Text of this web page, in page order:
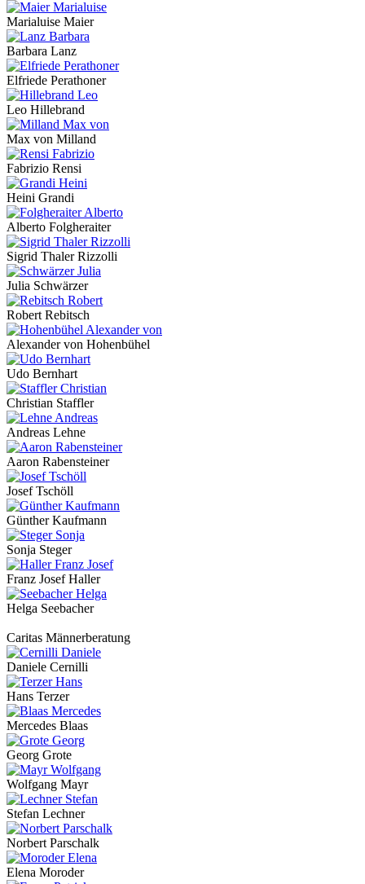
Marialuise Maier
Barbara Lanz
Elfriede Perathoner
Leo Hillebrand
Max von Milland
Fabrizio Rensi
Heini Grandi
Alberto Folgheraiter
Sigrid Thaler Rizzolli
Julia Schwärzer
Robert Rebitsch
Alexander von Hohenbühel
Udo Bernhart
Christian Staffler
Andreas Lehne
Aaron Rabensteiner
Josef Tschöll
Günther Kaufmann
Sonja Steger
Franz Josef Haller
Helga Seebacher
Caritas Männerberatung
Daniele Cernilli
Hans Terzer
Mercedes Blaas
Georg Grote
Wolfgang Mayr
Stefan Lechner
Norbert Parschalk
Elena Moroder